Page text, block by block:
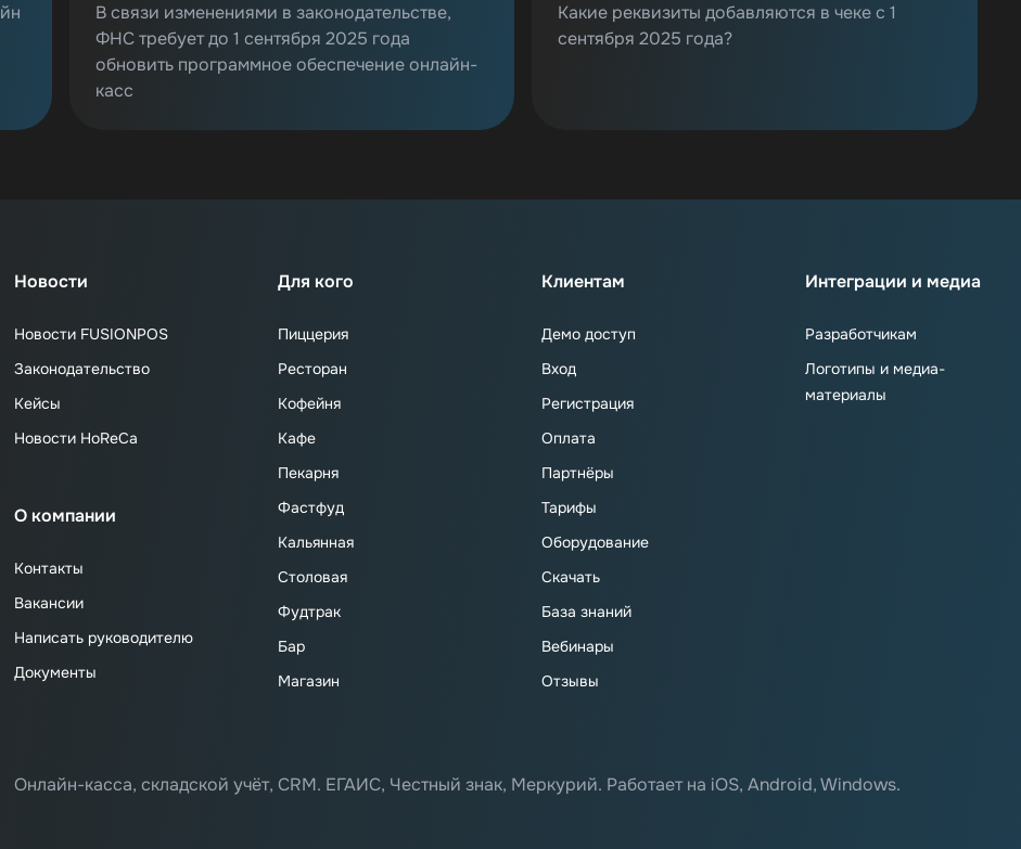
В связи изменениями в законодательстве,
ФНС требует до 1 сентября 2025 года
обновить программное обеспечение онлайн-
касс
Какие реквизиты добавляются в чеке с 1
сентября 2025 года?
Новости
Новости FUSIONPOS
Законодательство
Кейсы
Новости HoReCa
О компании
Контакты
Вакансии
Написать руководителю
Документы
Для кого
Пиццерия
Ресторан
Кофейня
Кафе
Пекарня
Фастфуд
Кальянная
Столовая
Фудтрак
Бар
Магазин
Клиентам
Демо доступ
Вход
Регистрация
Оплата
Партнёры
Тарифы
Оборудование
Скачать
База знаний
Вебинары
Отзывы
Интеграции и медиа
Разработчикам
Логотипы и медиа-
материалы
Онлайн-касса, складской учёт, CRM. ЕГАИС, Честный знак, Меркурий. Работает на iOS, Android, Windows.